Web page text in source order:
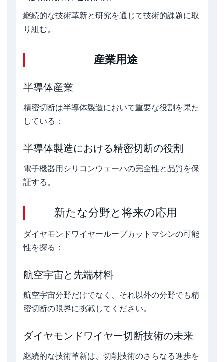
継続的な技術革新と研究を通じて技術的課題に取
り組む。
産業用途
半導体産業
精密切断は半導体製造において重要な役割を果た
している：
半導体製造における精密切断の役割
電子機器用シリコンウェーハの完全性と品質を保
証する。
新たな分野と将来の応用
ダイヤモンドワイヤーループカットマシンの可能
性を探る：
航空宇宙と先端材料
航空宇宙分野だけでなく、それ以外の分野でも精
密切断の限界に挑戦してください。
ダイヤモンドワイヤー切断技術の未来
継続的な技術革新は、切削技術のさらなる進歩を